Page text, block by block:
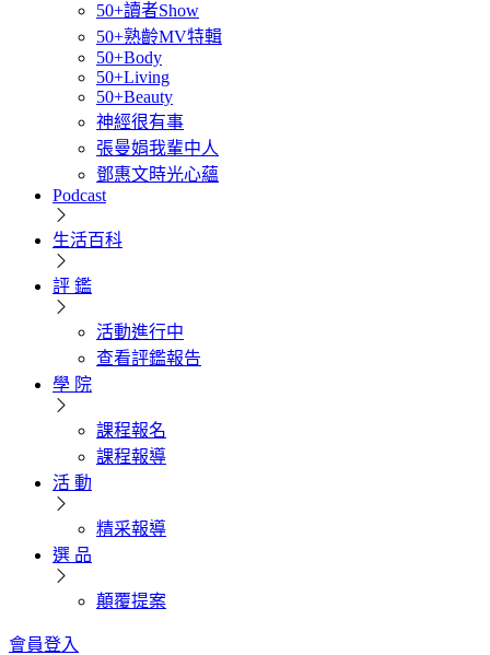
50+讀者Show
50+熟齡MV特輯
50+Body
50+Living
50+Beauty
神經很有事
張曼娟我輩中人
鄧惠文時光心蘊
Podcast
生活百科
評 鑑
活動進行中
查看評鑑報告
學 院
課程報名
課程報導
活 動
精采報導
選 品
顛覆提案
會員登入